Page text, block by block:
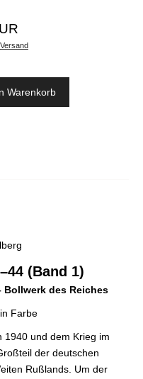
Versand
Warenkorb
(Band 1)
des Reiches
Farbe
1940 und dem Krieg im
der deutschen
Rußlands. Um der